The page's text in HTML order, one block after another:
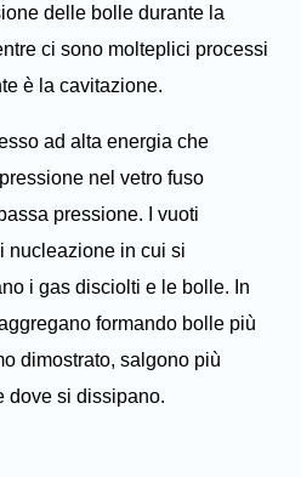
delle bolle durante la
ci sono molteplici processi
è la cavitazione.
ad alta energia che
nel vetro fuso
pressione. I vuoti
nucleazione in cui si
i gas disciolti e le bolle. In
formando bolle più
dimostrato, salgono più
dove si dissipano.